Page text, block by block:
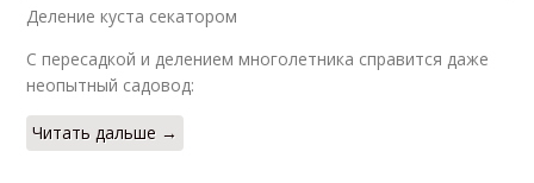
Деление куста секатором
С пересадкой и делением многолетника справится даже
неопытный садовод:
Читать дальше →